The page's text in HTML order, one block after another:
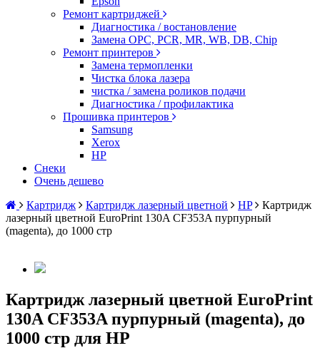
Ремонт картриджей
Диагностика / востановление
Замена OPC, PCR, MR, WB, DB, Chip
Ремонт принтеров
Замена термопленки
Чистка блока лазера
чистка / замена роликов подачи
Диагностика / профилактика
Прошивка принтеров
Samsung
Xerox
HP
Снеки
Очень дешево
Картридж
Картридж лазерный цветной HP
Картридж
лазерный цветной EuroPrint 130A CF353A пурпурный
(magenta), до 1000 стр
Картридж лазерный цветной EuroPrint
130A CF353A пурпурный (magenta), до
1000 стр для HP